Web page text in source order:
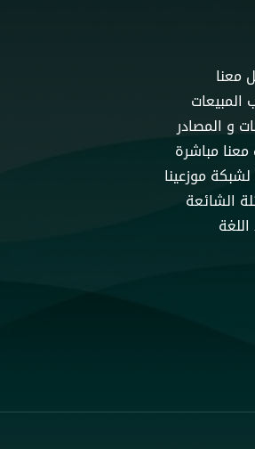
معنا
المبيعات
و المصادر
مباشرة
موزعينا
الشائعة